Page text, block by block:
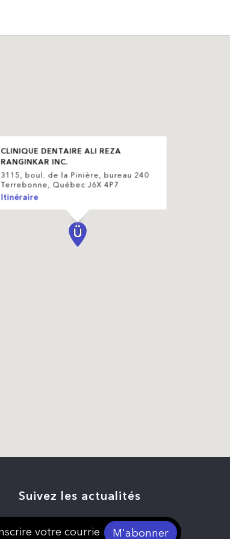
CLINIQUE DENTAIRE ALI REZA
RANGINKAR INC.
3115, boul. de la Pinière, bureau 240
Terrebonne, Québec J6X 4P7
Itinéraire
Suivez les actualités
M'abonner